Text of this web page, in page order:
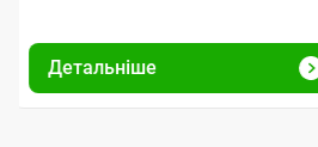
Детальніше